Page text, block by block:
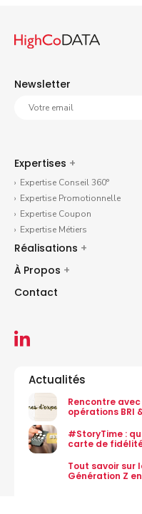
Newsletter
Expertises +
Expertise Conseil 360°
Expertise Promotionnelle
Expertise Coupon
Expertise Métiers
Réalisations +
À Propos +
Contact
Actualités
Rencontre
opérations BRI
#StoryTime :
carte de
Tout savoir sur
Génération Z